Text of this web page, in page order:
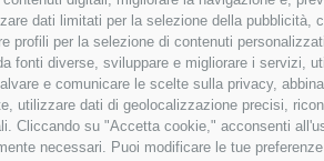
dati limitati per la selezione della pubblicità,
per la selezione di contenuti
fonti diverse, sviluppare e migliorare i servizi,
e comunicare le scelte sulla privacy,
utilizzare dati di geolocalizzazione precisi,
Cliccando su "Accetta cookie," acconsenti
necessari. Puoi modificare le tue